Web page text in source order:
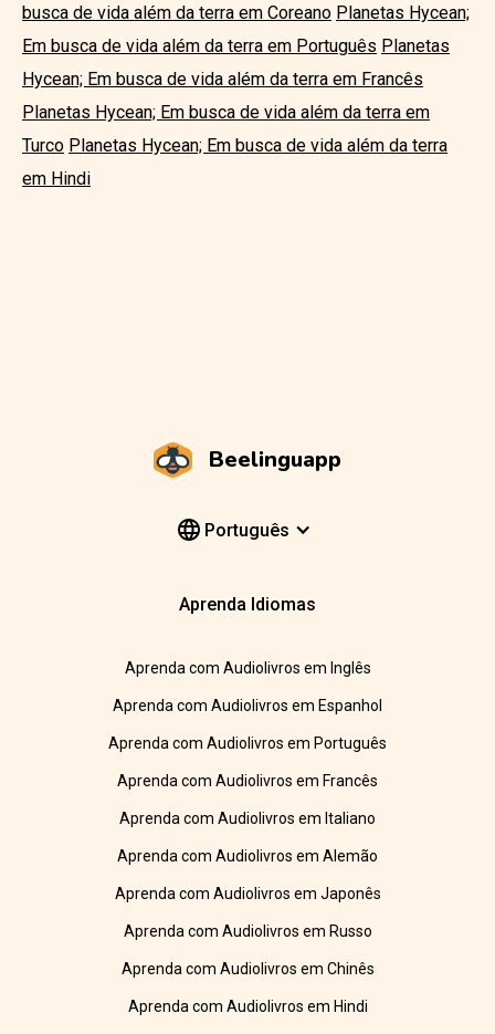
busca de vida além da terra em Coreano Planetas Hycean;
Em busca de vida além da terra em Português Planetas
Hycean; Em busca de vida além da terra em Francês
Planetas Hycean; Em busca de vida além da terra em
Turco Planetas Hycean; Em busca de vida além da terra
em Hindi
Beelinguapp
Português
Aprenda Idiomas
Aprenda com Audiolivros em Inglês
Aprenda com Audiolivros em Espanhol
Aprenda com Audiolivros em Português
Aprenda com Audiolivros em Francês
Aprenda com Audiolivros em Italiano
Aprenda com Audiolivros em Alemão
Aprenda com Audiolivros em Japonês
Aprenda com Audiolivros em Russo
Aprenda com Audiolivros em Chinês
Aprenda com Audiolivros em Hindi